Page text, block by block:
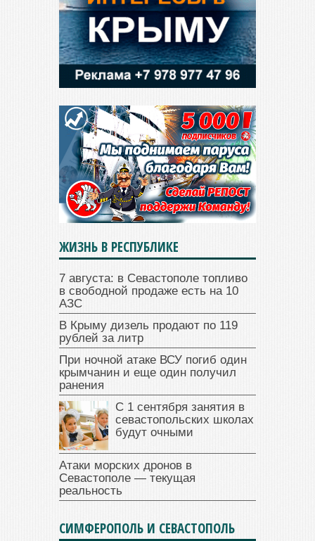
ЖИЗНЬ В РЕСПУБЛИКЕ
7 августа: в Севастополе топливо
в свободной продаже есть на 10
АЗС
В Крыму дизель продают по 119
рублей за литр
При ночной атаке ВСУ погиб один
крымчанин и еще один получил
ранения
С 1 сентября занятия в
севастопольских школах
будут очными
Атаки морских дронов в
Севастополе — текущая
реальность
СИМФЕРОПОЛЬ И СЕВАСТОПОЛЬ